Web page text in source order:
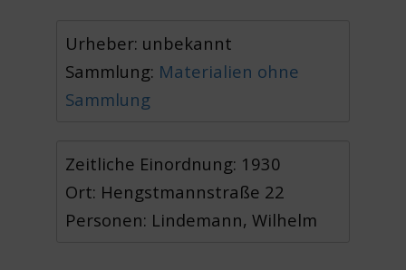
Urheber: unbekannt
Sammlung: Materialien ohne
Sammlung
Zeitliche Einordnung: 1930
Ort: Hengstmannstraße 22
Personen: Lindemann, Wilhelm